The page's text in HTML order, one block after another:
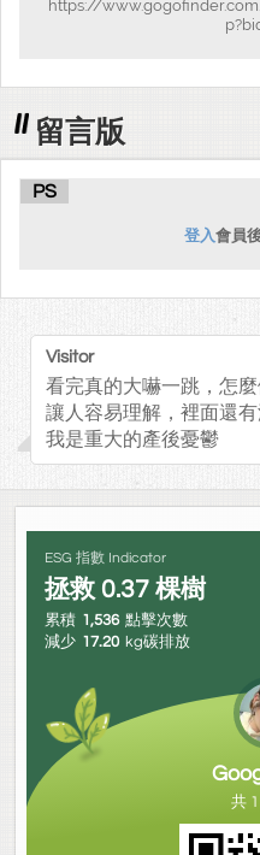
https://
留言版
PS
登入會員
Visitor
看完真的大嚇一跳，怎
讓人容易理解，裡面還
我是重大的產後憂鬱
ESG 指數 Indicator
拯救 0.37 棵樹
累積 1,536 點擊次數
減少 17.20 kg碳排放
共